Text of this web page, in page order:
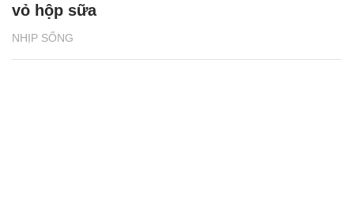
NHỊP SỐNG
vỏ hộp sữa